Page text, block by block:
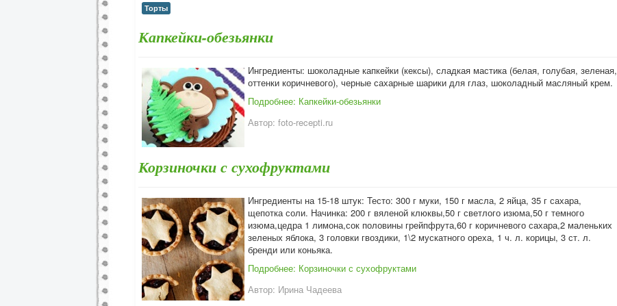
Торты
Капкейки-обезьянки
Ингредиенты: шоколадные капкейки (кексы), сладкая мастика (белая, голубая, зеленая,
оттенки коричневого), черные сахарные шарики для глаз, шоколадный масляный крем.
Подробнее: Капкейки-обезьянки
Автор: foto-recepti.ru
Корзиночки с сухофруктами
Ингредиенты на 15-18 штук: Тесто: 300 г муки, 150 г масла, 2 яйца, 35 г сахара,
щепотка соли. Начинка: 200 г вяленой клюквы,50 г светлого изюма,50 г темного
изюма,цедра 1 лимона,сок половины грейпфрута,60 г коричневого сахара,2 маленьких
зеленых яблока, 3 головки гвоздики, 1\2 мускатного ореха, 1 ч. л. корицы, 3 ст. л.
бренди или коньяка.
Подробнее: Корзиночки с сухофруктами
Автор: Ирина Чадеева